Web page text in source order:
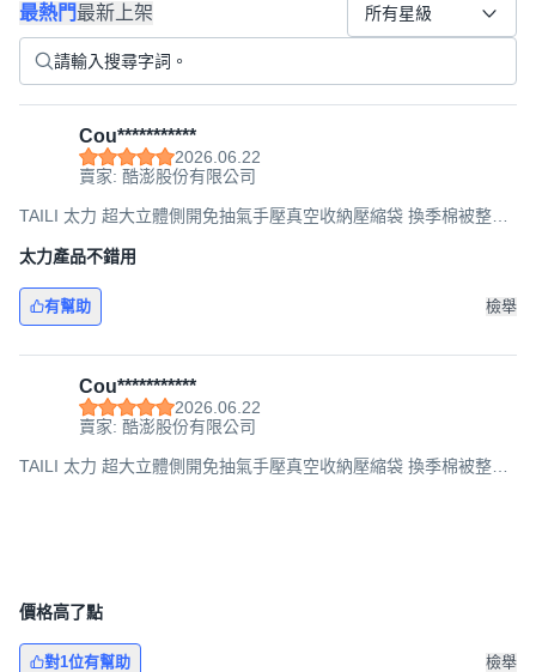
最熱門最新上架 所有星級
Cou***********
2026.06.22
賣家: 酷澎股份有限公司
TAILI 太力 超大立體側開免抽氣手壓真空收納壓縮袋 換季棉被整理
太力產品不錯用
有幫助 檢舉
Cou***********
2026.06.22
賣家: 酷澎股份有限公司
TAILI 太力 超大立體側開免抽氣手壓真空收納壓縮袋 換季棉被整理
價格高了點
對1位有幫助 檢舉